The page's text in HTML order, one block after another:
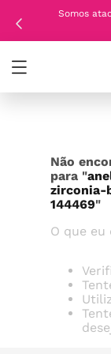
Somos
Não
para "
zirconia-
144469"
O que eu